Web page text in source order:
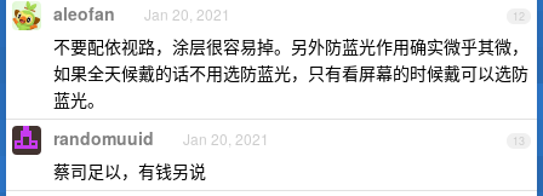
12
aleofan Jan 20, 2021
不要配依视路，涂层很容易掉。另外防蓝光作用确实微乎其微，
如果全天候戴的话不用选防蓝光，只有看屏幕的时候戴可以选防
蓝光。
13
randomuuid Jan 20, 2021
蔡司足以，有钱另说